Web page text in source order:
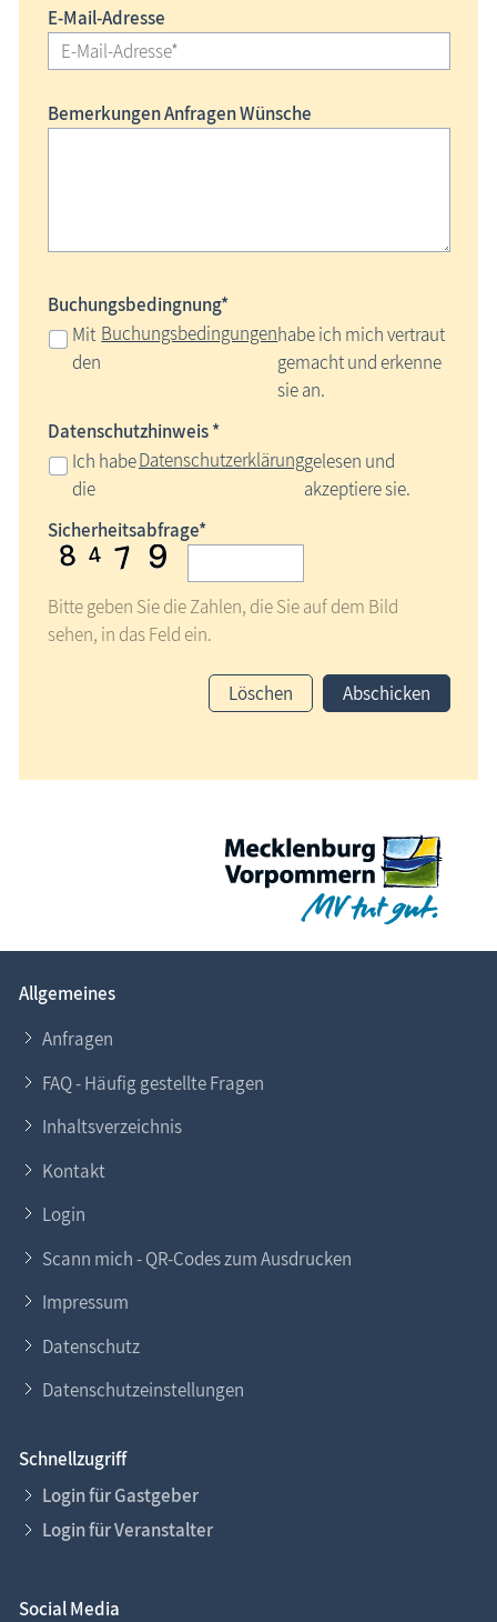
E-Mail-Adresse
Bemerkungen Anfragen Wünsche
Buchungsbedingnung*
Mit
den
Buchungsbedingungenhabe ich mich vertraut
gemacht und erkenne
sie an.
Datenschutzhinweis *
Ich habe
die
Datenschutzerklärunggelesen und
akzeptiere sie.
Sicherheitsabfrage*
Bitte geben Sie die Zahlen, die Sie auf dem Bild
sehen, in das Feld ein.
Löschen Abschicken
Allgemeines
Anfragen
FAQ - Häufig gestellte Fragen
Inhaltsverzeichnis
Kontakt
Login
Scann mich - QR-Codes zum Ausdrucken
Impressum
Datenschutz
Datenschutzeinstellungen
Schnellzugriff
Login für Gastgeber
Login für Veranstalter
Social Media